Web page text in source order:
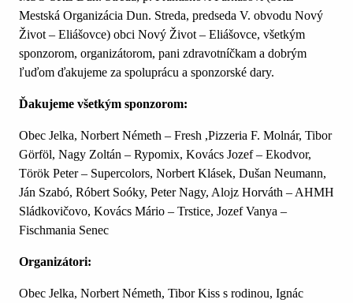
Mestská Organizácia Dun. Streda, predseda V. obvodu Nový
Život – Eliášovce) obci Nový Život – Eliášovce, všetkým
sponzorom, organizátorom, pani zdravotníčkam a dobrým
ľuďom ďakujeme za spoluprácu a sponzorské dary.
Ďakujeme všetkým sponzorom:
Obec Jelka, Norbert Németh – Fresh ,Pizzeria F. Molnár, Tibor
Görföl, Nagy Zoltán – Rypomix, Kovács Jozef – Ekodvor,
Török Peter – Supercolors, Norbert Klásek, Dušan Neumann,
Ján Szabó, Róbert Soóky, Peter Nagy, Alojz Horváth – AHMH
Sládkovičovo, Kovács Mário – Trstice, Jozef Vanya –
Fischmania Senec
Organizátori:
Obec Jelka, Norbert Németh, Tibor Kiss s rodinou, Ignác